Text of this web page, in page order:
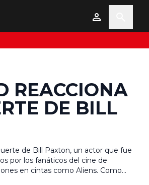
REACCIONA
DE BILL
de Bill Paxton, un actor que fue
por los fanáticos del cine de
en cintas como Aliens. Como